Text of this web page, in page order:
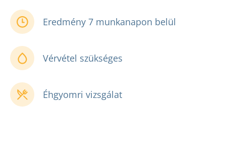
Eredmény 7 munkanapon belül
Vérvétel szükséges
Éhgyomri vizsgálat